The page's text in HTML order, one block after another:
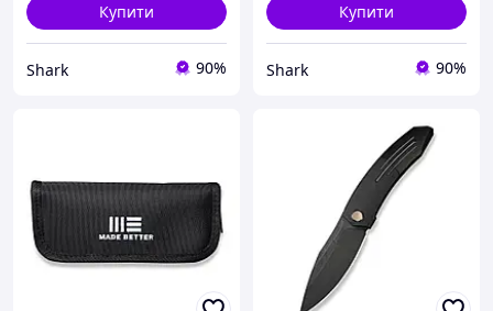
Купити
Shark 90%
Купити
Shark 90%